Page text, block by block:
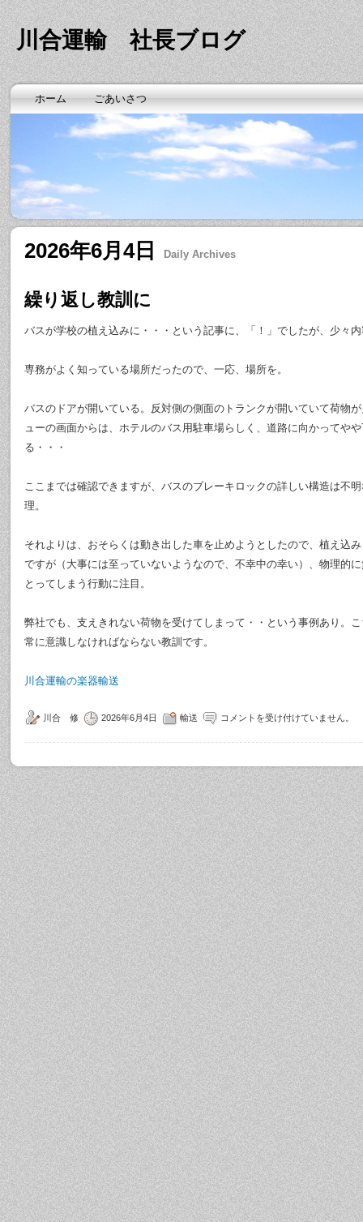
川合運輸 社長ブログ
ホーム ごあいさつ
2026年6月4日 Daily Archives
繰り返し教訓に
バスが学校の植え込みに・・・という記事に、「！」でしたが、少々
専務がよく知っている場所だったので、一応、場所を。
バスのドアが開いている。反対側の側面のトランクが開いていて荷物
ューの画面からは、ホテルのバス用駐車場らしく、道路に向かってや
る・・・
ここまでは確認できますが、バスのブレーキロックの詳しい構造は不
理。
それよりは、おそらくは動き出した車を止めようとしたので、植え込
ですが（大事には至っていないようなので、不幸中の幸い）、物理的
とってしまう行動に注目。
弊社でも、支えきれない荷物を受けてしまって・・という事例あり。
常に意識しなければならない教訓です。
川合運輸の楽器輸送
川合 修 2026年6月4日 輸送 コメントを受け付けていません。